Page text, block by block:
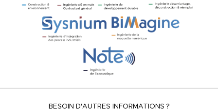
BESOIN D'AUTRES INFORMATIONS ?